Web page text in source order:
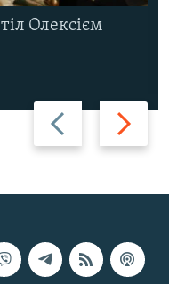
Назад Вперед
Олексієм